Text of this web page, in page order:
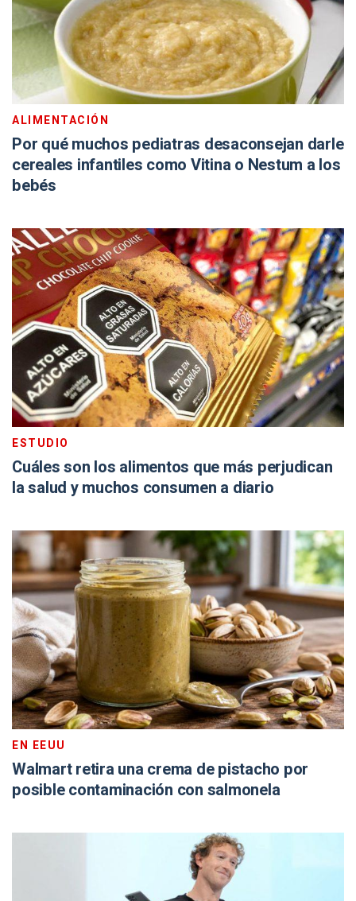
ALIMENTACIÓN
Por qué muchos pediatras desaconsejan darle
cereales infantiles como Vitina o Nestum a los
bebés
ESTUDIO
Cuáles son los alimentos que más perjudican
la salud y muchos consumen a diario
EN EEUU
Walmart retira una crema de pistacho por
posible contaminación con salmonela